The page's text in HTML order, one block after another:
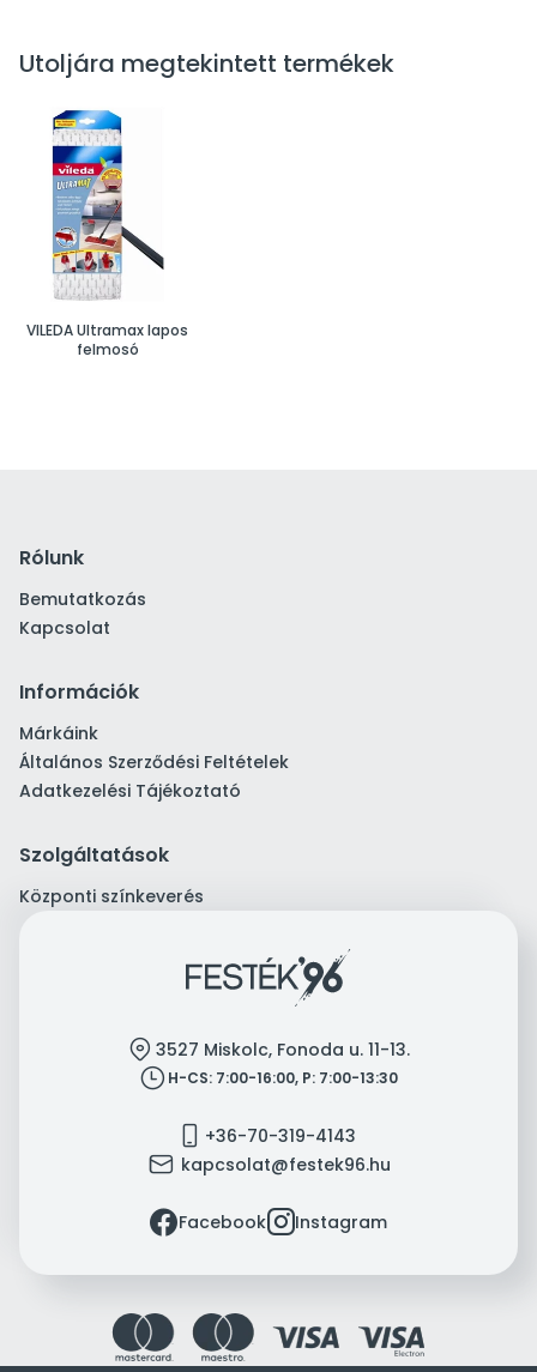
Utoljára megtekintett termékek
VILEDA Ultramax lapos
felmosó
Rólunk
Bemutatkozás
Kapcsolat
Információk
Márkáink
Általános Szerződési Feltételek
Adatkezelési Tájékoztató
Szolgáltatások
Központi színkeverés
location 3527 Miskolc, Fonoda u. 11-13.
clock H-CS: 7:00-16:00, P: 7:00-13:30
mobile +36-70-319-4143
mail kapcsolat@festek96.hu
facebookFacebookinstagramInstagram